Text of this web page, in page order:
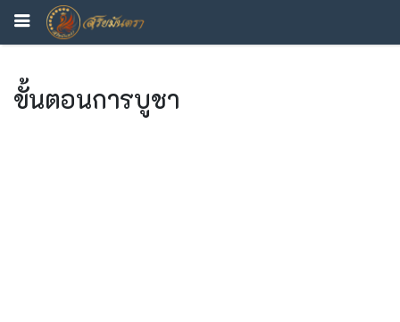
ขั้นตอนการบูชา